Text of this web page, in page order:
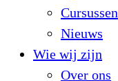
Cursussen
Nieuws
Wie wij zijn
Over ons